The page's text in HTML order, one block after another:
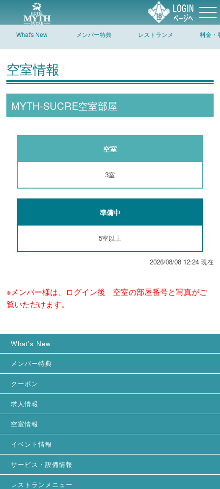
What's New メンバー特典
レストランメ
ニュー
料金・
報
空室情報
MYTH-SUCRE空室部屋
空室
3室
準備中
5室以上
2026/08/08 12:24 現在
※メンバー様は、ログイン後 空室の部屋番号と写真がご
覧いただけます。
What's New
メンバー特典
クーポン
求人情報
空室情報
イベント情報
サービス・設備情報
レストランメニュー